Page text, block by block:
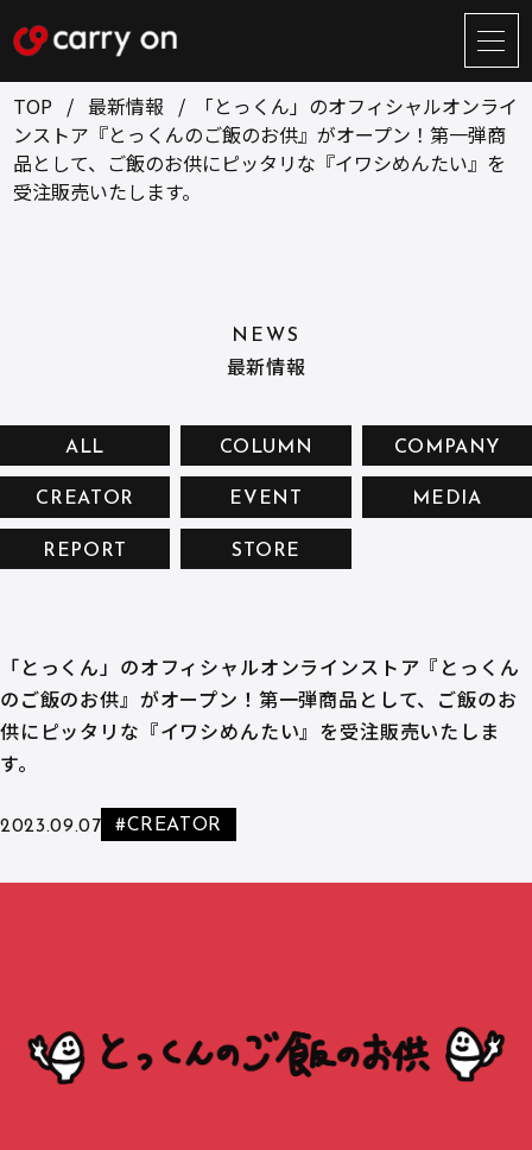
サ
イ
ト
メ
ニ
ュ
BUSINESS CREATOR
CONTACT
お問い合せ
プライバシーポリシー
TOP 最新情報
「とっくん」のオフィシャルオンライ
ンストア『とっくんのご飯のお供』がオープン！第一弾商
品として、ご飯のお供にピッタリな『イワシめんたい』を
受注販売いたします。
NEWS
最新情報
ALL COLUMN COMPANY
CREATOR EVENT MEDIA
REPORT STORE
「とっくん」のオフィシャルオンラインストア『とっくん
のご飯のお供』がオープン！第一弾商品として、ご飯のお
供にピッタリな『イワシめんたい』を受注販売いたしま
す。
2023.09.07 #CREATOR